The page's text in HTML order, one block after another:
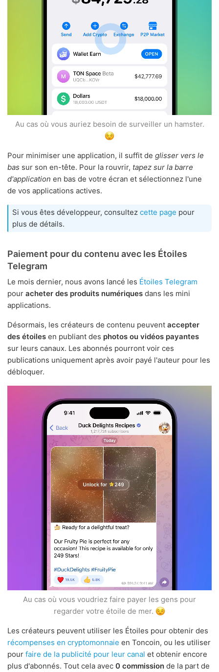
Au cas où vous auriez besoin de surveiller un hamster.
Pour minimiser une application, il suffit de glisser vers le
bas sur son en-tête. Pour la rouvrir, tapez sur la barre
d'application en bas de votre écran et sélectionnez l'une
de vos applications actives.
Si vous êtes développeur, consultez cette page pour
plus de détails.
Paiement pour du contenu avec les Étoiles
Telegram
Le mois dernier, nous avons lancé les Étoiles Telegram
pour acheter des produits numériques dans les mini
applications.
Désormais, les créateurs de contenu peuvent accepter
des étoiles en publiant des photos ou vidéos payantes
sur leurs canaux. Les abonnés pourront voir ces
publications uniquement après avoir payé l'auteur pour les
débloquer.
Au cas où vous voudriez faire payer les gens pour
regarder votre étoile de mer.
Les créateurs peuvent utiliser les Étoiles pour obtenir des
récompenses en cryptomonnaie en Toncoin, ou les utiliser
pour faire de la publicité pour leur canal et obtenir encore
plus d'abonnés. Tout cela avec 0 commission de la part de